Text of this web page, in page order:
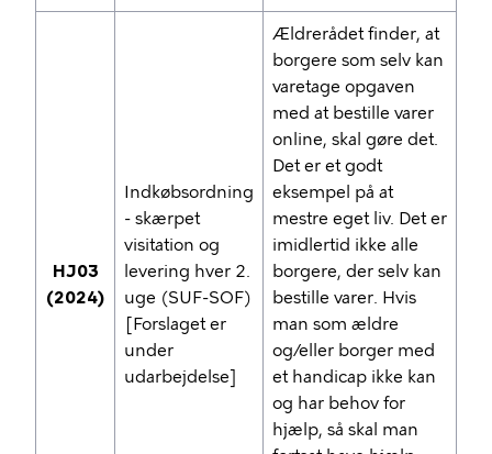
HJ03
(2024)
Indkøbsordning
- skærpet
visitation og
levering hver 2.
uge (SUF-SOF)
[Forslaget er
under
udarbejdelse]
Ældrerådet finder, at
borgere som selv kan
varetage opgaven
med at bestille varer
online, skal gøre det.
Det er et godt
eksempel på at
mestre eget liv. Det er
imidlertid ikke alle
borgere, der selv kan
bestille varer. Hvis
man som ældre
og/eller borger med
et handicap ikke kan
og har behov for
hjælp, så skal man